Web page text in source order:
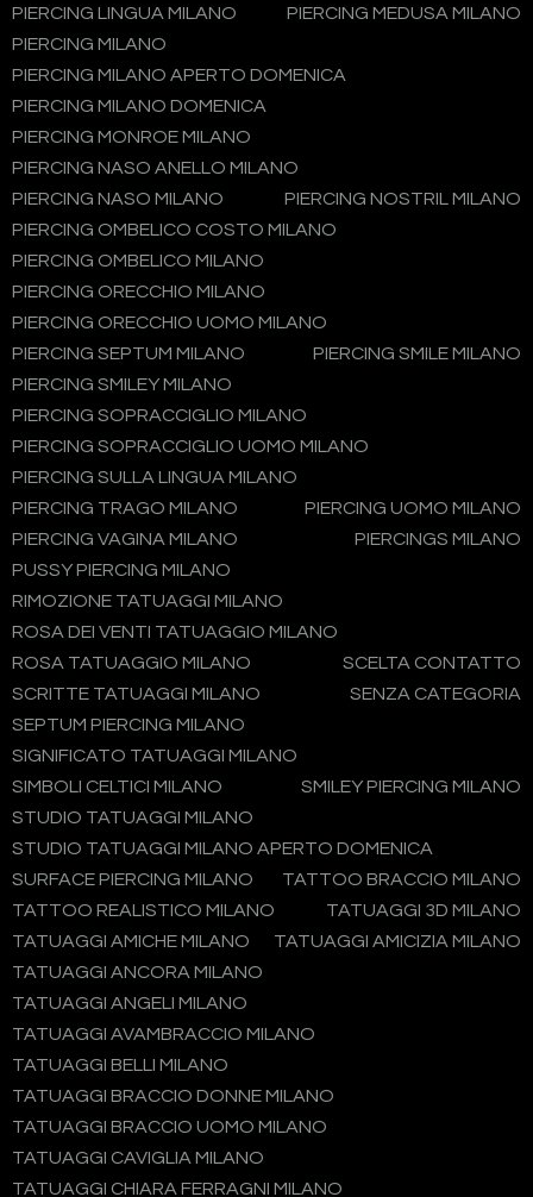
PIERCING LINGUA MILANO
PIERCING MEDUSA MILANO
PIERCING MILANO
PIERCING MILANO APERTO DOMENICA
PIERCING MILANO DOMENICA
PIERCING MONROE MILANO
PIERCING NASO ANELLO MILANO
PIERCING NASO MILANO
PIERCING NOSTRIL MILANO
PIERCING OMBELICO COSTO MILANO
PIERCING OMBELICO MILANO
PIERCING ORECCHIO MILANO
PIERCING ORECCHIO UOMO MILANO
PIERCING SEPTUM MILANO
PIERCING SMILE MILANO
PIERCING SMILEY MILANO
PIERCING SOPRACCIGLIO MILANO
PIERCING SOPRACCIGLIO UOMO MILANO
PIERCING SULLA LINGUA MILANO
PIERCING TRAGO MILANO
PIERCING UOMO MILANO
PIERCING VAGINA MILANO
PIERCINGS MILANO
PUSSY PIERCING MILANO
RIMOZIONE TATUAGGI MILANO
ROSA DEI VENTI TATUAGGIO MILANO
ROSA TATUAGGIO MILANO
SCELTA CONTATTO
SCRITTE TATUAGGI MILANO
SENZA CATEGORIA
SEPTUM PIERCING MILANO
SIGNIFICATO TATUAGGI MILANO
SIMBOLI CELTICI MILANO
SMILEY PIERCING MILANO
STUDIO TATUAGGI MILANO
STUDIO TATUAGGI MILANO APERTO DOMENICA
SURFACE PIERCING MILANO
TATTOO BRACCIO MILANO
TATTOO REALISTICO MILANO
TATUAGGI 3D MILANO
TATUAGGI AMICHE MILANO
TATUAGGI AMICIZIA MILANO
TATUAGGI ANCORA MILANO
TATUAGGI ANGELI MILANO
TATUAGGI AVAMBRACCIO MILANO
TATUAGGI BELLI MILANO
TATUAGGI BRACCIO DONNE MILANO
TATUAGGI BRACCIO UOMO MILANO
TATUAGGI CAVIGLIA MILANO
TATUAGGI CHIARA FERRAGNI MILANO